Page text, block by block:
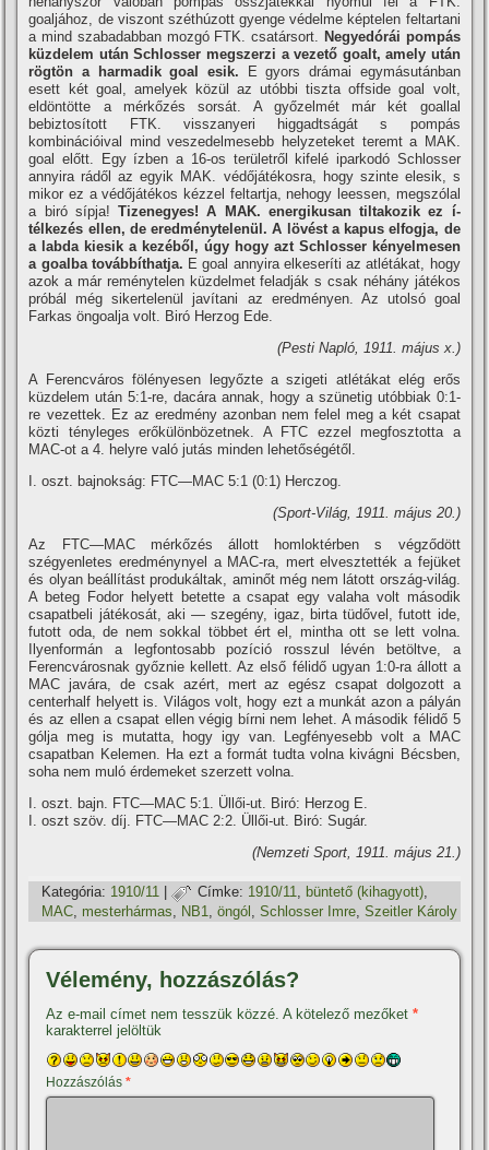
goaljához, de viszont széthúzott gyenge védelme képtelen feltartani
a mind szabadabban mozgó FTK. csatársort.
Negyedórái pompás
küzdelem után Schlosser megszerzi a vezető goalt, amely után
rögtön a harmadik goal esik.
E gyors drámai egymásutánban
esett két goal, amelyek közül az utóbbi tiszta offside goal volt,
eldöntötte a mérkőzés sorsát. A győzelmét már két goallal
bebiztosí­tott FTK. visszanyeri higgadtságát s pompás
kombinációival mind veszedelmesebb helyzeteket teremt a MAK.
goal előtt. Egy í­zben a 16-os területről kifelé iparkodó Schlosser
annyira rádől az egyik MAK. védőjátékosra, hogy szinte elesik, s
mikor ez a védőjátékos kézzel feltartja, nehogy leessen, megszólal
a biró sí­pja!Tizenegyes! A MAK. energikusan tiltakozik ez í­
télkezés ellen, de eredménytelenül. A lövést a kapus elfogja, de
a labda kiesik a kezéből, úgy hogy azt Schlosser kényelmesen
a goalba továbbí­thatja. E goal annyira elkeserí­ti az atlétákat, hogy
azok a már reménytelen küzdelmet feladják s csak néhány játékos
próbál még sikertelenül javí­tani az eredményen. Az utolsó goal
Farkas öngoalja volt. Biró Herzog Ede.
(Pesti Napló, 1911. május x.)
A Ferencváros fölényesen legyőzte a szigeti atlétákat elég erős
küzdelem után 5:1-re, dacára annak, hogy a szünetig utóbbiak 0:1-
re vezettek. Ez az eredmény azonban nem felel meg a két csapat
közti tényleges erőkülönbözetnek. A FTC ezzel megfosztotta a
MAC-ot a 4. helyre való jutás minden lehetőségétől.
I. oszt. bajnokság: FTC—MAC 5:1 (0:1) Herczog.
(Sport-Világ, 1911. május 20.)
Az FTC—MAC mérkőzés állott homloktérben s végződött
szégyenletes eredménynyel a MAC-ra, mert elvesztették a fejüket
és olyan beállí­tást produkáltak, aminőt még nem látott ország-világ.
A beteg Fodor helyett betette a csapat egy valaha volt második
csapatbeli játékosát, aki — szegény, igaz, birta tüdővel, futott ide,
futott oda, de nem sokkal többet ért el, mintha ott se lett volna.
Ilyenformán a legfontosabb pozí­ció rosszul lévén betöltve, a
Ferencvárosnak győznie kellett. Az első félidő ugyan 1:0-ra állott a
MAC javára, de csak azért, mert az egész csapat dolgozott a
centerhalf helyett is. Világos volt, hogy ezt a munkát azon a pályán
és az ellen a csapat ellen végig bí­rni nem lehet. A második félidő 5
gólja meg is mutatta, hogy igy van. Legfényesebb volt a MAC
csapatban Kelemen. Ha ezt a formát tudta volna kivágni Bécsben,
soha nem muló érdemeket szerzett volna.
I. oszt. bajn. FTC—MAC 5:1. Üllői-ut. Biró: Herzog E.
I. oszt szöv. dí­j. FTC—MAC 2:2. Üllői-ut. Biró: Sugár.
(Nemzeti Sport, 1911. május 21.)
Kategória: 1910/11 | Címke: 1910/11, büntető (kihagyott),
MAC mesterhármas NB1 ,öngól ,Schlosser Imre ,Szeitler Károly
Vélemény, hozzászólás?
Az e-mail címet nem tesszük közzé. A kötelező mezőket*
karakterrel jelöltük
Hozzászólás*